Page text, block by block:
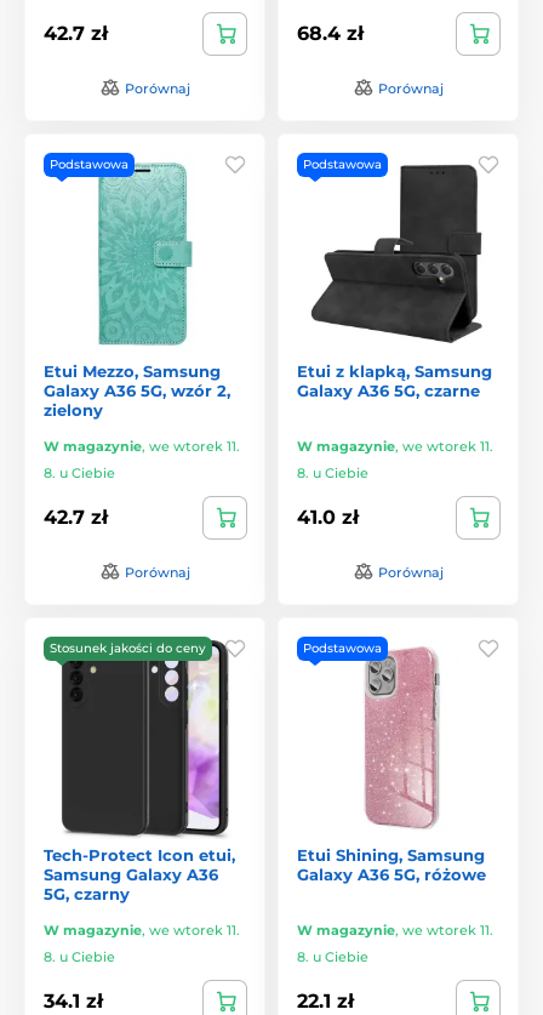
42.7 zł
Porównaj
68.4 zł
Porównaj
Podstawowa
Etui Mezzo, Samsung
Galaxy A36 5G, wzór 2,
zielony
W magazynie, we wtorek 11.
8. u Ciebie
42.7 zł
Porównaj
Podstawowa
Etui z klapką, Samsung
Galaxy A36 5G, czarne
W magazynie, we wtorek 11.
8. u Ciebie
41.0 zł
Porównaj
Stosunek jakości do ceny
Tech-Protect Icon etui,
Samsung Galaxy A36
5G, czarny
W magazynie, we wtorek 11.
8. u Ciebie
34.1 zł
Podstawowa
Etui Shining, Samsung
Galaxy A36 5G, różowe
W magazynie, we wtorek 11.
8. u Ciebie
22.1 zł